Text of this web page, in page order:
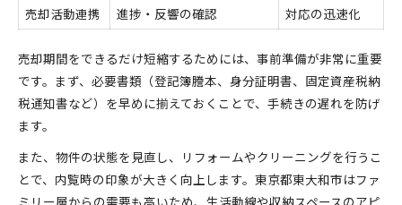
売却活動連携
進捗・反響の確認 対応の迅速化
売却期間をできるだけ短縮するためには、事前準備が非常に重要
です。まず、必要書類（登記簿謄本、身分証明書、固定資産税納
税通知書など）を早めに揃えておくことで、手続きの遅れを防げ
ます。
また、物件の状態を見直し、リフォームやクリーニングを行うこ
とで、内覧時の印象が大きく向上します。東京都東大和市はファ
ミリー層からの需要も高いため、生活動線や収納スペースのアピ